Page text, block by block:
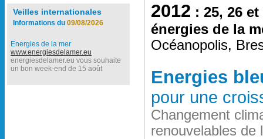
Veilles internationales
Informations du 09/08/2026
Energies de la mer
www.energiesdelamer.eu
energiesdelamer.eu vous souhaite
un bon week-end de 15 août
2012 : 25, 26
énergies de la
Océanopolis,
Energies
pour une
Changement
renouvelables de